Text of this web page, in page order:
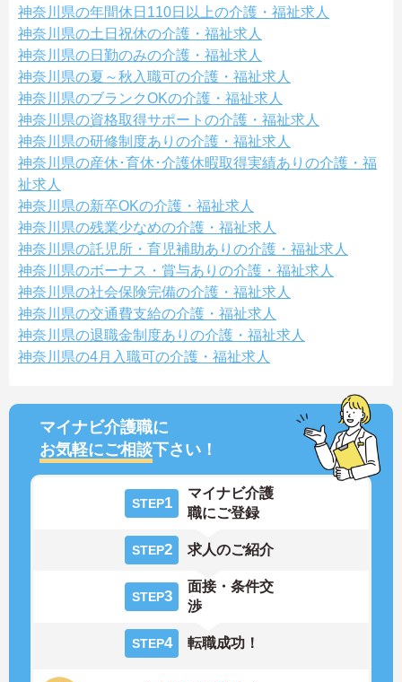
神奈川県の年間休日110日以上の介護・福祉求人
神奈川県の土日祝休の介護・福祉求人
神奈川県の日勤のみの介護・福祉求人
神奈川県の夏～秋入職可の介護・福祉求人
神奈川県のブランクOKの介護・福祉求人
神奈川県の資格取得サポートの介護・福祉求人
神奈川県の研修制度ありの介護・福祉求人
神奈川県の産休･育休･介護休暇取得実績ありの介護・福
祉求人
神奈川県の新卒OKの介護・福祉求人
神奈川県の残業少なめの介護・福祉求人
神奈川県の託児所・育児補助ありの介護・福祉求人
神奈川県のボーナス・賞与ありの介護・福祉求人
神奈川県の社会保険完備の介護・福祉求人
神奈川県の交通費支給の介護・福祉求人
神奈川県の退職金制度ありの介護・福祉求人
神奈川県の4月入職可の介護・福祉求人
マイナビ介護職に
お気軽にご相談下さい！
STEP1
マイナビ介護
職にご登録
STEP2 求人のご紹介
STEP3
面接・条件交
渉
STEP4 転職成功！